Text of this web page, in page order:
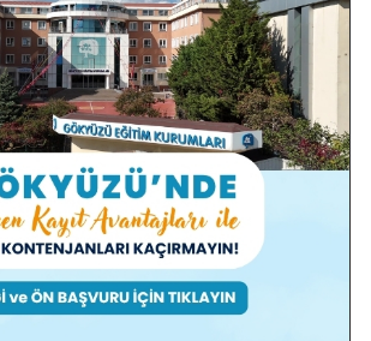
için Dergiler